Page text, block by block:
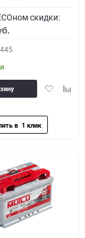
скидки:
Добавить